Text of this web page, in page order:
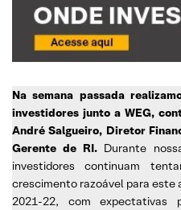
Na semana passada
investidores junto a WEG,
André Salgueiro, Diretor
Gerente de RI. Durante
investidores continuam
crescimento razoável para este
2021-22, com expectativas